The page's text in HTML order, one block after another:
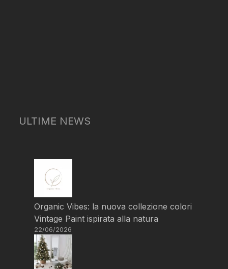
ULTIME NEWS
Organic Vibes: la nuova collezione colori
Vintage Paint ispirata alla natura
22/06/2026